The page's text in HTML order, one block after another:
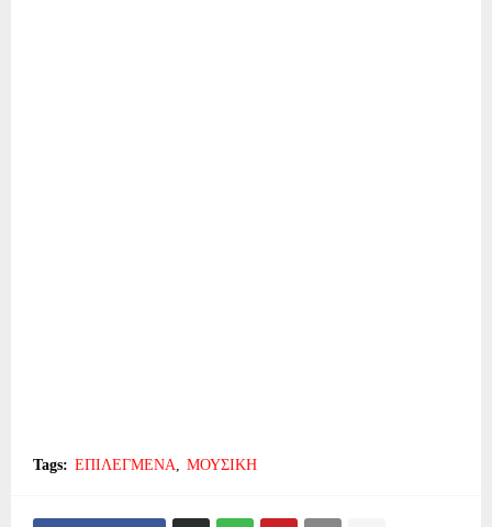
Tags: ΕΠΙΛΕΓΜΕΝΑ ΜΟΥΣΙΚΗ